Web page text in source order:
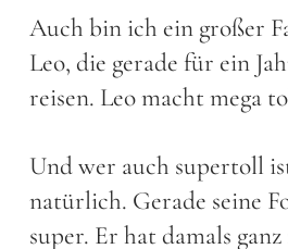
Auch bin ich ein großer
Leo, die gerade für ein
reisen. Leo macht mega
Und wer auch supertoll
natürlich. Gerade seine
super. Er hat damals